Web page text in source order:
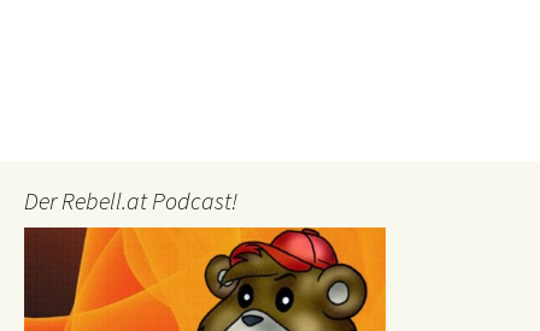
Der Rebell.at Podcast!